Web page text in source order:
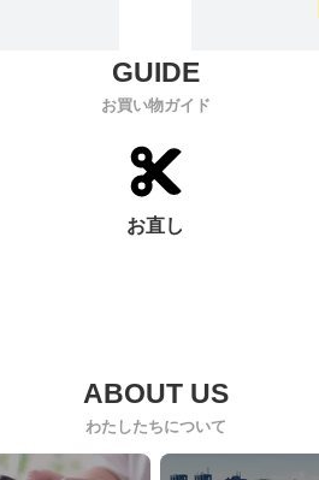
お買い物ガイド
お直し
わたしたちについて